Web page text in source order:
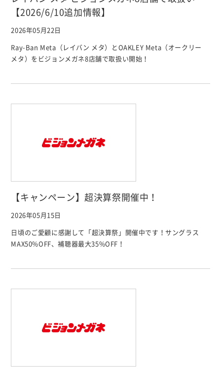
2026年05月22日
【2026/6/10追加情報】
Ray-Ban Meta（レイバン メタ）とOAKLEY Meta（オークリー
メタ）をビジョンメガネ8店舗で取扱い開始！
2026年05月15日
【キャンペーン】超決算祭開催中！
日頃のご愛顧に感謝して「超決算祭」開催中です！サングラス
MAX50%OFF、補聴器最大35%OFF！